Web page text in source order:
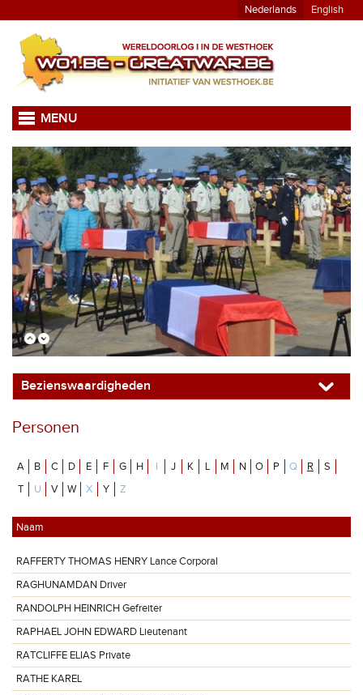
Nederlands English
MENU
Bezienswaardigheden
Personen
A B C D E F G H I J K L M N O P Q R
S
T
U V W X Y Z
Naam
RAFFERTY THOMAS HENRY Lance Corporal
RAGHUNAMDAN Driver
RANDOLPH HEINRICH Gefreiter
RAPHAEL JOHN EDWARD Lieutenant
RATCLIFFE ELIAS Private
RATHE KAREL